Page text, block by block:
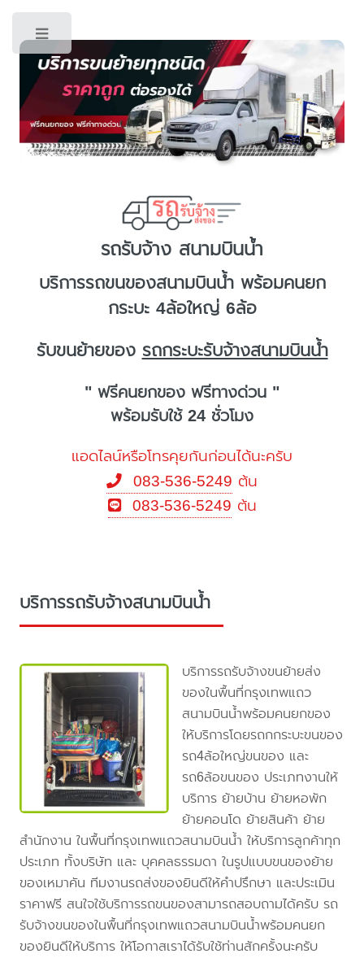
รถรับจ้าง สนามบินน้ำ
บริการรถขนของสนามบินน้ำพร้อมคนยก
กระบะ 4ล้อใหญ่ 6ล้อ
รับขนย้ายของ รถกระบะรับจ้างสนามบินน้ำ
" ฟรีคนยกของ ฟรีทางด่วน "
พร้อมรับใช้ 24 ชั่วโมง
แอดไลน์หรือโทรคุยกันก่อนได้นะครับ
083-536-5249 ต้น
083-536-5249 ต้น
บริการรถรับจ้างสนามบินน้ำ
บริการรถรับจ้างขนย้ายส่ง
ของในพื้นที่กรุงเทพแถว
สนามบินน้ำพร้อมคนยกของ
ให้บริการโดยรถกกระบะขนของ
รถ4ล้อใหญ่ขนของ และ
รถ6ล้อขนของ ประเภทงานให้
บริการ ย้ายบ้าน ย้ายหอพัก
ย้ายคอนโด ย้ายสินค้า ย้าย
สำนักงาน ในพื้นที่กรุงเทพแถวสนามบินน้ำ ให้บริการลูกค้าทุก
ประเภท ทั้งบริษัท และ บุคคลธรรมดา ในรูปแบบขนของย้าย
ของเหมาคัน ทีมงานรถส่งของยินดีให้คำปรึกษา และประเมิน
ราคาฟรี สนใจใช้บริการรถขนของสามารถสอบถามได้ครับ รถ
รับจ้างขนของในพื้นที่กรุงเทพแถวสนามบินน้ำพร้อมคนยก
ของยินดีให้บริการ ให้โอกาสเราได้รับใช้ท่านสักครั้งนะครับ
Toggle